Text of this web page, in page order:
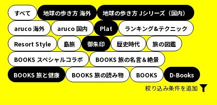
すべて 地球の歩き方 海外
地球の歩き方 Jシリーズ（国内）
aruco 海外
aruco 国内 Plat
ランキング&テクニック
Resort Style
島旅 御朱印 歴史時代
旅の図鑑
BOOKS スペシャルコラボ
BOOKS 旅の名言＆絶景
BOOKS 旅と健康
BOOKS 旅の読み物 BOOKS
D-Books
絞り込み条件を追加